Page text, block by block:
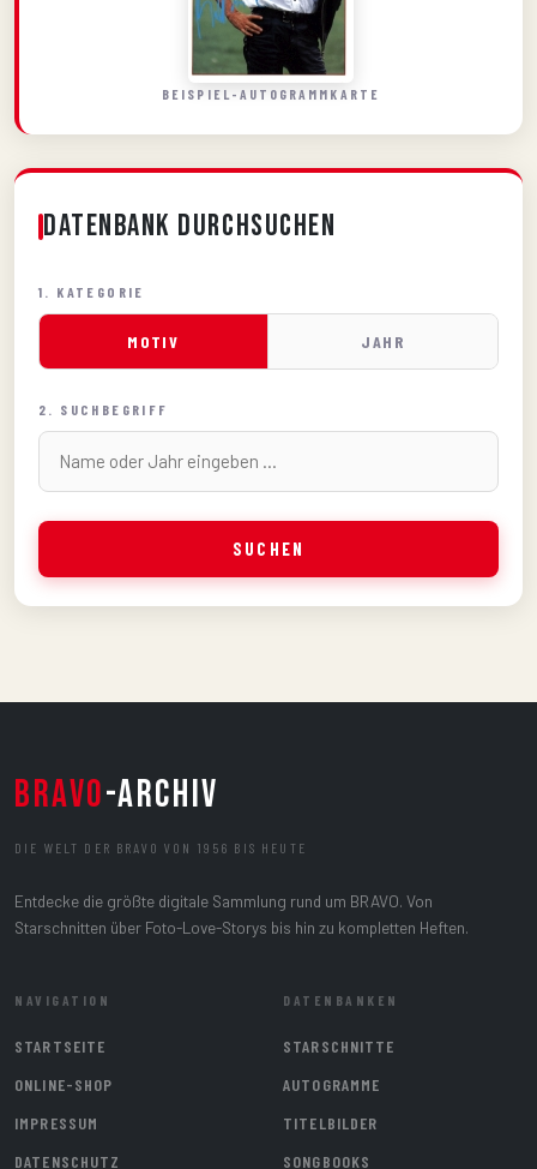
BEISPIEL-AUTOGRAMMKARTE
Datenbank durchsuchen
1. KATEGORIE
MOTIV JAHR
2. SUCHBEGRIFF
SUCHEN
BRAVO-ARCHIV
DIE WELT DER BRAVO VON 1956 BIS HEUTE
Entdecke die größte digitale Sammlung rund um BRAVO. Von
Starschnitten über Foto-Love-Storys bis hin zu kompletten Heften.
NAVIGATION
STARTSEITE
ONLINE-SHOP
IMPRESSUM
DATENSCHUTZ
DATENBANKEN
STARSCHNITTE
AUTOGRAMME
TITELBILDER
SONGBOOKS